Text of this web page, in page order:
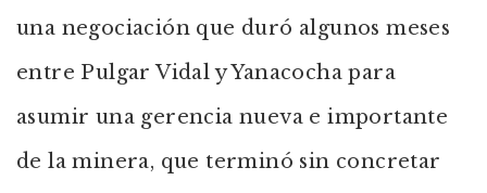
una negociación que duró algunos meses
entre Pulgar Vidal y Yanacocha para
asumir una gerencia nueva e importante
de la minera, que terminó sin concretar